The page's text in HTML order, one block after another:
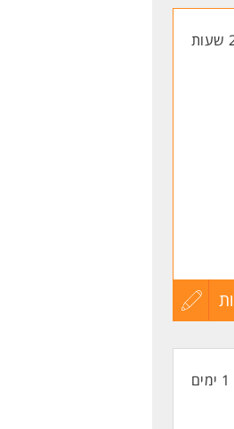
עדכון
1 ימים